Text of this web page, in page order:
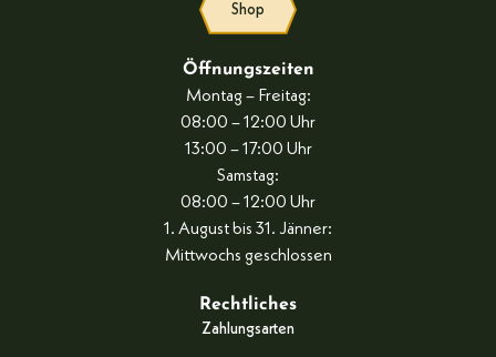
Shop
Öffnungszeiten
Montag – Freitag:
08:00 – 12:00 Uhr
13:00 – 17:00 Uhr
Samstag:
08:00 – 12:00 Uhr
1. August bis 31. Jänner:
Mittwochs geschlossen
Rechtliches
Zahlungsarten